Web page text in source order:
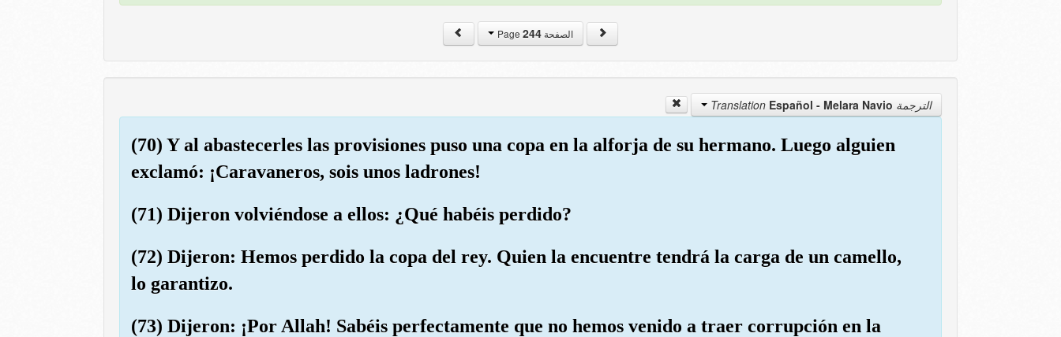
الصفحة Page244
الترجمة Translation Español - Melara Navio
(70) Y al abastecerles las provisiones puso una copa en la alforja de su hermano. Luego alguien
exclamó: ¡Caravaneros, sois unos ladrones!
(71) Dijeron volviéndose a ellos: ¿Qué habéis perdido?
(72) Dijeron: Hemos perdido la copa del rey. Quien la encuentre tendrá la carga de un camello,
lo garantizo.
(73) Dijeron: ¡Por Allah! Sabéis perfectamente que no hemos venido a traer corrupción en la